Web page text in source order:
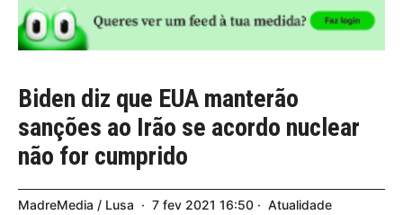
Biden diz que EUA manterão
sanções ao Irão se acordo nuclear
não for cumprido
MadreMedia / Lusa 7 fev 2021 16:50 Atualidade